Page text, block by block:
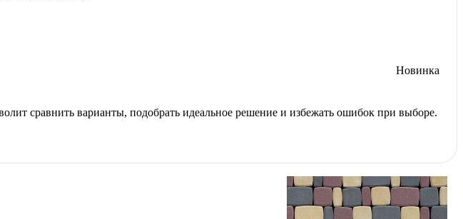
Новинка
сравнить варианты, подобрать идеальное решение и избежать ошибок при выборе.